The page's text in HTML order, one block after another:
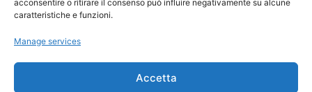
acconsentire o ritirare il consenso può influire negativamente su alcune
caratteristiche e funzioni.
Manage services
Accetta
Information et accueil des tourist / IAT
Cookie Policy (UE)